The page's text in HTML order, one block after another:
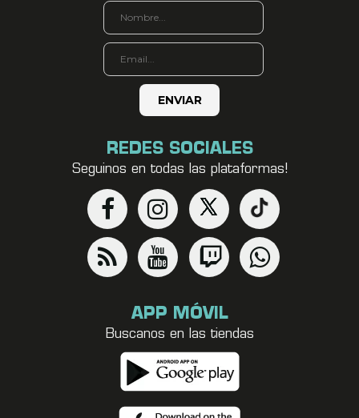
REDES SOCIALES
Seguinos en todas las plataformas!
APP MÓVIL
Buscanos en las tiendas